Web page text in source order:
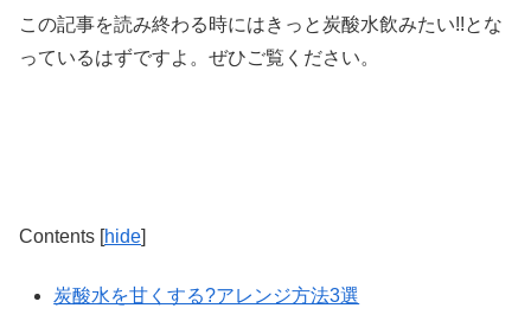
この記事を読み終わる時にはきっと炭酸水飲みたい!!とな
っているはずですよ。ぜひご覧ください。
Contents [hide]
炭酸水を甘くする?アレンジ方法3選